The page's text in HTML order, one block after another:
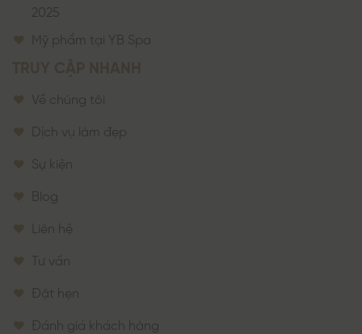
2025
Mỹ phẩm tại YB Spa
Về chúng tôi
Dịch vụ làm đẹp
Sự kiện
Blog
Liên hệ
Tư vấn
Đặt hẹn
Đánh giá khách hàng